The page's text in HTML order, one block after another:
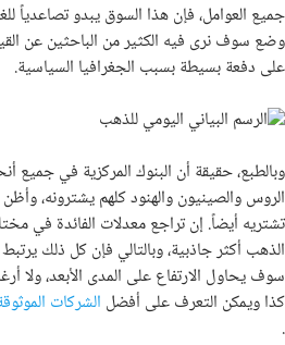
جميع العوامل، فإن هذا السوق يبدو تصاعدياً
وضع سوف نرى فيه الكثير من الباحثين عن
على دفعة بسيطة بسبب الجغرافيا السياسية.
وبالطبع، حقيقة أن البنوك المركزية في جميع
الروس والصينيون والهنود كلهم يشترونه،
تشتريه أيضاً. إن تراجع معدلات الفائدة في
الذهب أكثر جاذبية، وبالتالي فإن كل ذلك
سوف يحاول الارتفاع على المدى الأبعد، ولا
كذا ويمكن التعرف على أفضل الشركات
.